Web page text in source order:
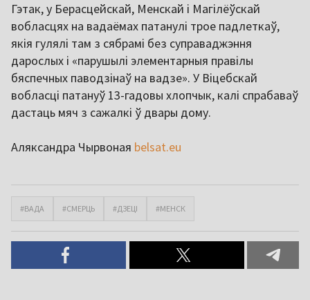
Гэтак, у Берасцейскай, Менскай і Магілёўскай
вобласцях на вадаёмах патанулі трое падлеткаў,
якія гулялі там з сябрамі без суправаджэння
дарослых і «парушылі элементарныя правілы
бяспечных паводзінаў на вадзе». У Віцебскай
вобласці патануў 13-гадовы хлопчык, калі спрабаваў
дастаць мяч з сажалкі ў двары дому.
Аляксандра Чырвоная belsat.eu
#ВАДА #СМЕРЦЬ #ДЗЕЦІ #МЕНСК